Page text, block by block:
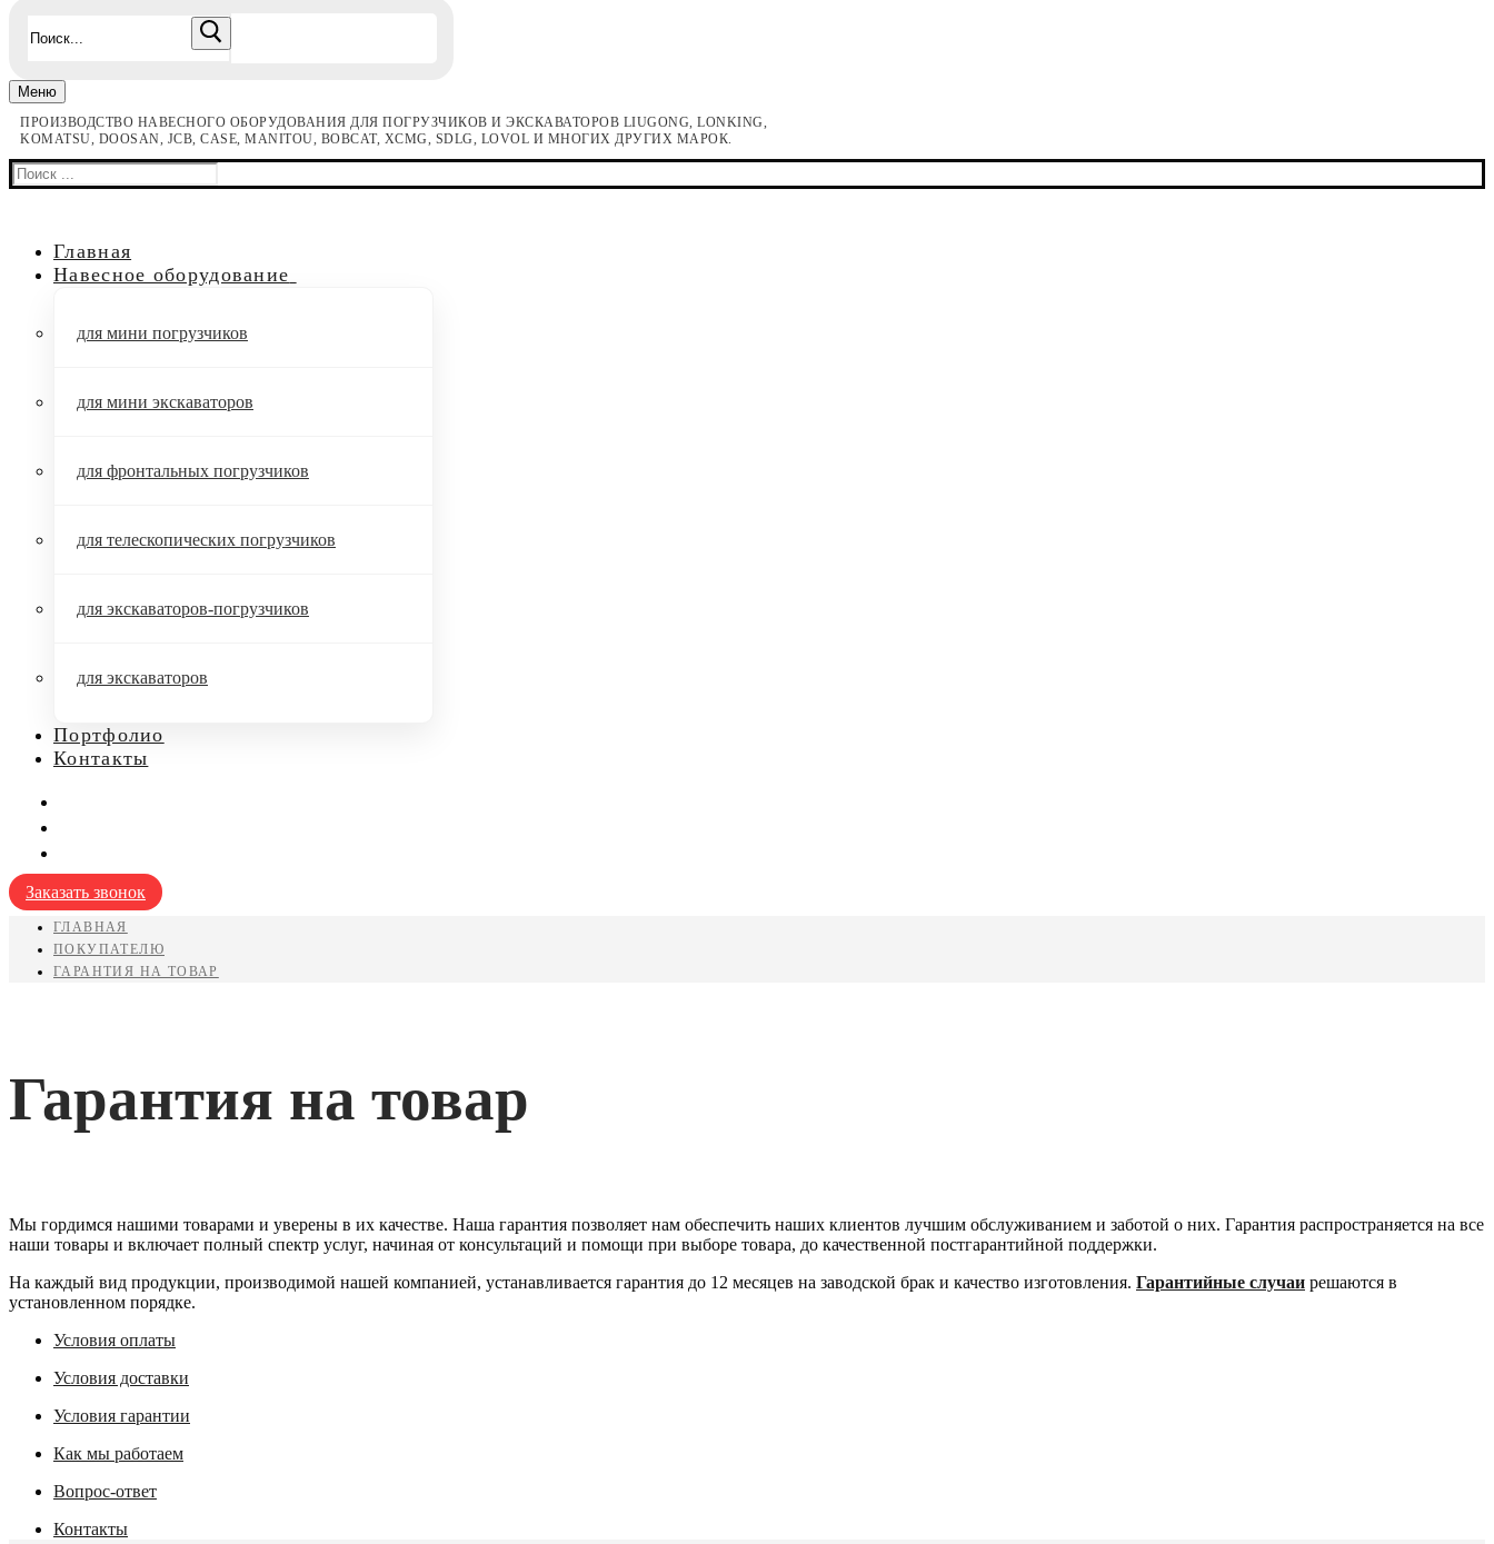
Меню
ПРОИЗВОДСТВО НАВЕСНОГО ОБОРУДОВАНИЯ ДЛЯ ПОГРУЗЧИКОВ И ЭКСКАВАТОРОВ LIUGONG, LONKING,
KOMATSU, DOOSAN, JCB, CASE, MANITOU, BOBCAT, XCMG, SDLG, LOVOL И МНОГИХ ДРУГИХ МАРОК.
Найти:
Главная
Навесное оборудование
для мини погрузчиков
для мини экскаваторов
для фронтальных погрузчиков
для телескопических погрузчиков
для экскаваторов-погрузчиков
для экскаваторов
Портфолио
Контакты
Заказать звонок
ГЛАВНАЯ
ПОКУПАТЕЛЮ
ГАРАНТИЯ НА ТОВАР
Гарантия на товар
Мы гордимся нашими товарами и уверены в их качестве. Наша гарантия позволяет нам обеспечить наших клиентов лучшим обслуживанием и заботой о них. Гарантия распространяется на все
наши товары и включает полный спектр услуг, начиная от консультаций и помощи при выборе товара, до качественной постгарантийной поддержки.
На каждый вид продукции, производимой нашей компанией, устанавливается гарантия до 12 месяцев на заводской брак и качество изготовления. Гарантийные случаи решаются в
установленном порядке.
Условия оплаты
Условия доставки
Условия гарантии
Как мы работаем
Вопрос-ответ
Контакты